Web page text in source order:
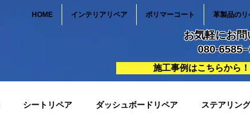
HOME インテリアリペア ポリマーコート 革製品のリ
お気軽にお
080-
施工事例はこちらか
シートリペア ダッシュボードリペア ステアリン